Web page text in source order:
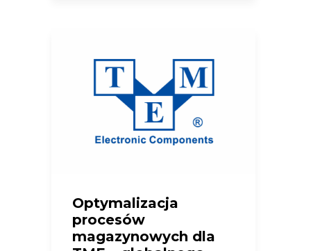
Optymalizacja
procesów
magazynowych dla